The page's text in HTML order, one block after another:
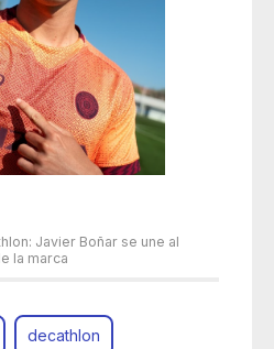
Javier Boñar se une al
la marca
decathlon